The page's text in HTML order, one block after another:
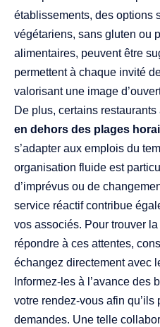
établissements, des options
végétariens, sans gluten ou
alimentaires, peuvent être
permettent à chaque invité
valorisant une image
De plus, certains
en dehors des plages
s’adapter aux emplois du
organisation fluide est
d’imprévus ou de
service réactif contribue
vos associés. Pour trouver
répondre à ces attentes,
échangez directement avec
Informez-les à l’avance des
votre rendez-vous afin
demandes. Une telle